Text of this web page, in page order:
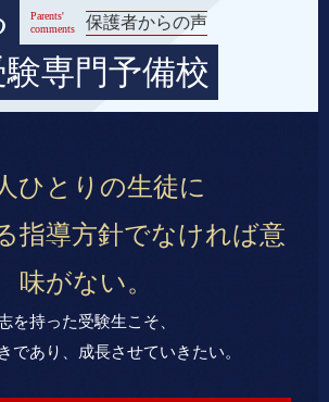
保護者からの声
Parents'
comments
専門予備校
ひとりの生徒に
指導方針でなければ意
味がない。
を持った受験生こそ、
であり、成長させていきたい。